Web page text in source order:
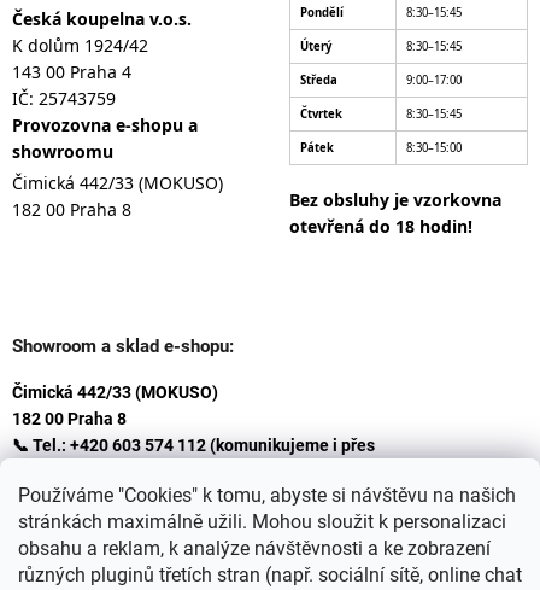
Používáme "Cookies" k tomu, abyste si návštěvu na našich
stránkách maximálně užili. Mohou sloužit k personalizaci
obsahu a reklam, k analýze návštěvnosti a ke zobrazení
různých pluginů třetích stran (např. sociální sítě, online chat
Česká koupelna v.o.s.
K dolům 1924/42
143 00 Praha 4
IČ: 25743759
Provozovna e-shopu a
showroomu
Čimická 442/33 (MOKUSO)
182 00 Praha 8
Pondělí 8:30–15:45
Úterý 8:30–15:45
Středa 9:00–17:00
Čtvrtek 8:30–15:45
Pátek 8:30–15:00
Bez obsluhy je vzorkovna
otevřená do 18 hodin!
Showroom a sklad e-shopu:
Čimická 442/33 (MOKUSO)
182 00 Praha 8
📞 Tel.: +420 603 574 112 (komunikujeme i přes
✉️ E-mail: info@ceskakoupelna.cz